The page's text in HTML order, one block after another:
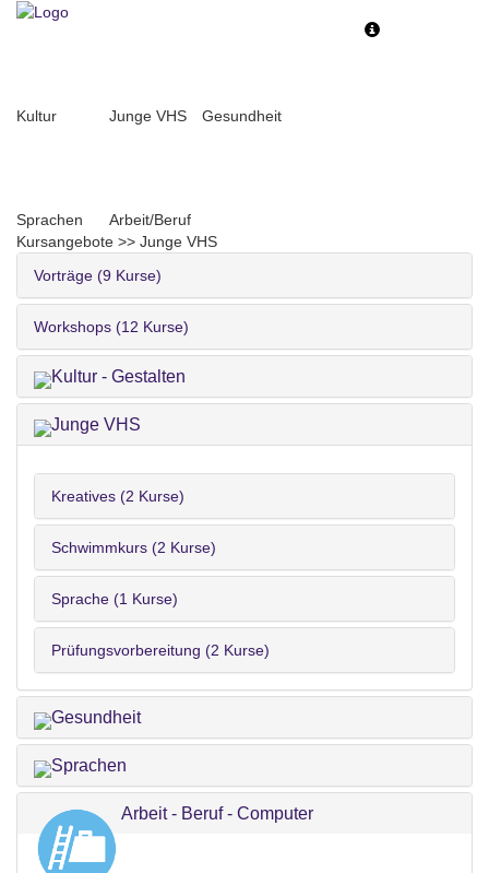
Toggle
Kultur Junge VHS Gesundheit
Sprachen
Arbeit/Beruf
Kursangebote >> Junge VHS
Vorträge (9 Kurse)
Workshops (12 Kurse)
Kultur - Gestalten
Junge VHS
Kreatives (2 Kurse)
Schwimmkurs (2 Kurse)
Sprache (1 Kurse)
Prüfungsvorbereitung (2 Kurse)
Gesundheit
Sprachen
Arbeit - Beruf - Computer